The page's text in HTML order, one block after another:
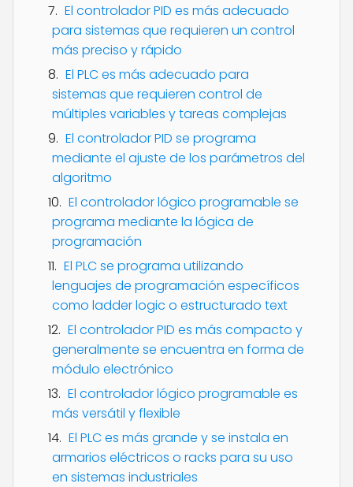
El controlador PID es más adecuado
para sistemas que requieren un control
más preciso y rápido
El PLC es más adecuado para
sistemas que requieren control de
múltiples variables y tareas complejas
El controlador PID se programa
mediante el ajuste de los parámetros del
algoritmo
El controlador lógico programable se
programa mediante la lógica de
programación
El PLC se programa utilizando
lenguajes de programación específicos
como ladder logic o estructurado text
El controlador PID es más compacto y
generalmente se encuentra en forma de
módulo electrónico
El controlador lógico programable es
más versátil y flexible
El PLC es más grande y se instala en
armarios eléctricos o racks para su uso
en sistemas industriales